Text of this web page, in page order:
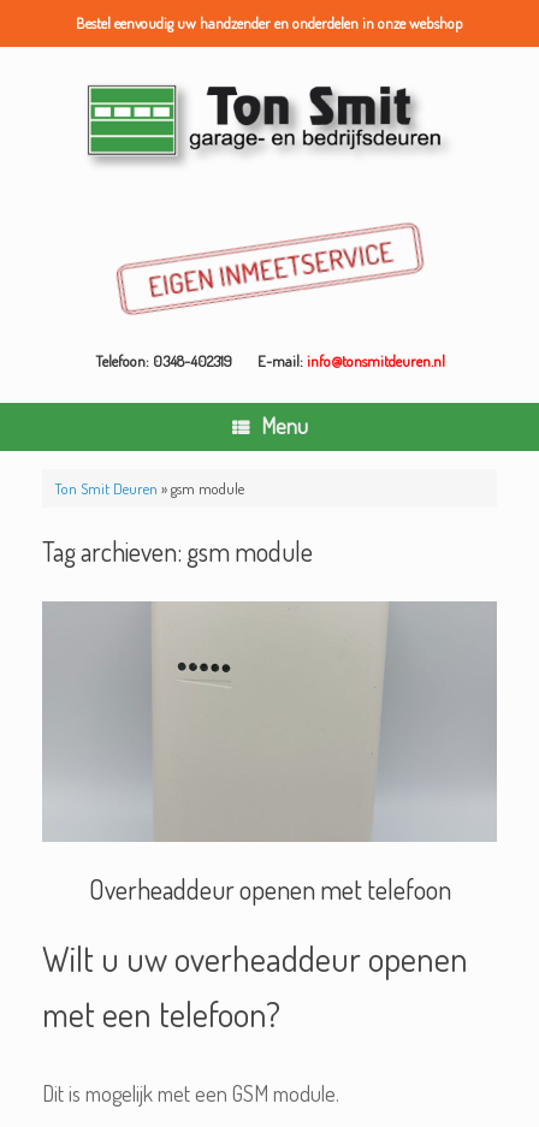
Bestel eenvoudig uw handzender en onderdelen in onze webshop
Telefoon: 0348-402319 E-mail:info@tonsmitdeuren.nl
Menu
Ton Smit Deuren »gsm module
Tag archieven: gsm module
Overheaddeur openen met telefoon
Wilt u uw overheaddeur openen
met een telefoon?
Dit is mogelijk met een GSM module.